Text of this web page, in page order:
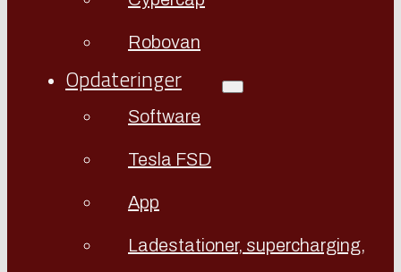
Robovan
Opdateringer
Software
Tesla FSD
App
Ladestationer, supercharging,